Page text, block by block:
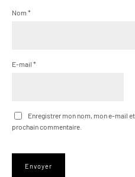
Nom *
E-mail *
Enregistrer mon nom, mon e-mail
prochain commentaire.